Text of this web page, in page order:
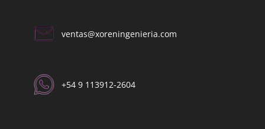
ventas@xoreningenieria.com​
+54 9 113912-2604​